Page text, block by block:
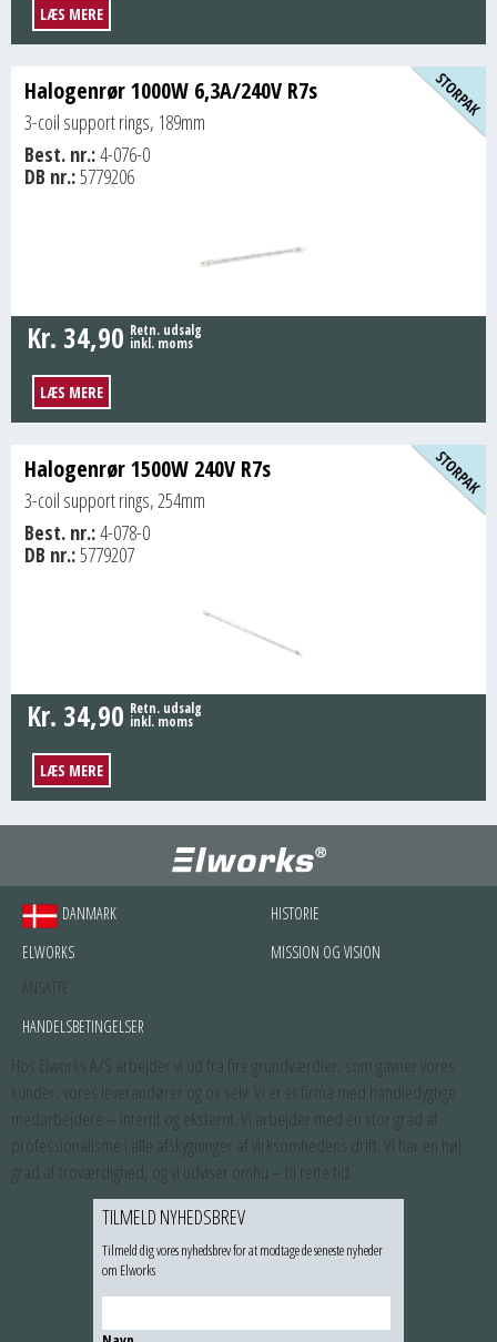
LÆS MERE
Halogenrør 1000W 6,3A/240V R7s
3-coil support rings, 189mm
Best. nr.:4-076-0
DB nr.:5779206
Kr. 34,90 Retn. udsalg
inkl. moms
LÆS MERE
Halogenrør 1500W 240V R7s
3-coil support rings, 254mm
Best. nr.:4-078-0
DB nr.:5779207
Kr. 34,90 Retn. udsalg
inkl. moms
LÆS MERE
DANMARK
ELWORKS
HISTORIE
MISSION OG VISION
ANSATTE
HANDELSBETINGELSER
Hos Elworks A/S arbejder vi ud fra fire grundværdier, som gavner vores
kunder, vores leverandører og os selv: Vi er et firma med handledygtige
medarbejdere – internt og eksternt. Vi arbejder med en stor grad af
professionalisme i alle afskygninger af virksomhedens drift. Vi har en høj
grad af troværdighed, og vi udviser omhu – til rette tid.
TILMELD NYHEDSBREV
Tilmeld dig vores nyhedsbrev for at modtage de seneste nyheder
om Elworks